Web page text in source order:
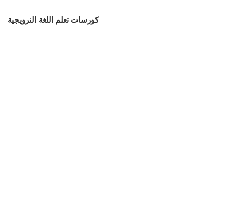
كورسات تعلم اللغة النرويجية